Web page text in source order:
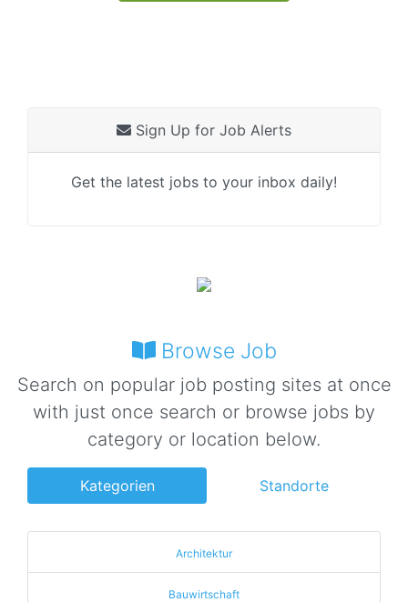
Sign Up for Job Alerts
Get the latest jobs to your inbox daily!
Browse Job
Search on popular job posting sites at once
with just once search or browse jobs by
category or location below.
Kategorien Standorte
Architektur
Bauwirtschaft